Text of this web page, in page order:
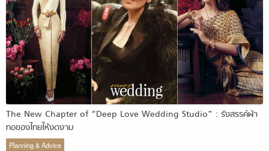
The New Chapter of “Deep Love Wedding Studio” : รังสรรค์ผ้า
ทอของไทยให้งดงาม
Planning & Advice